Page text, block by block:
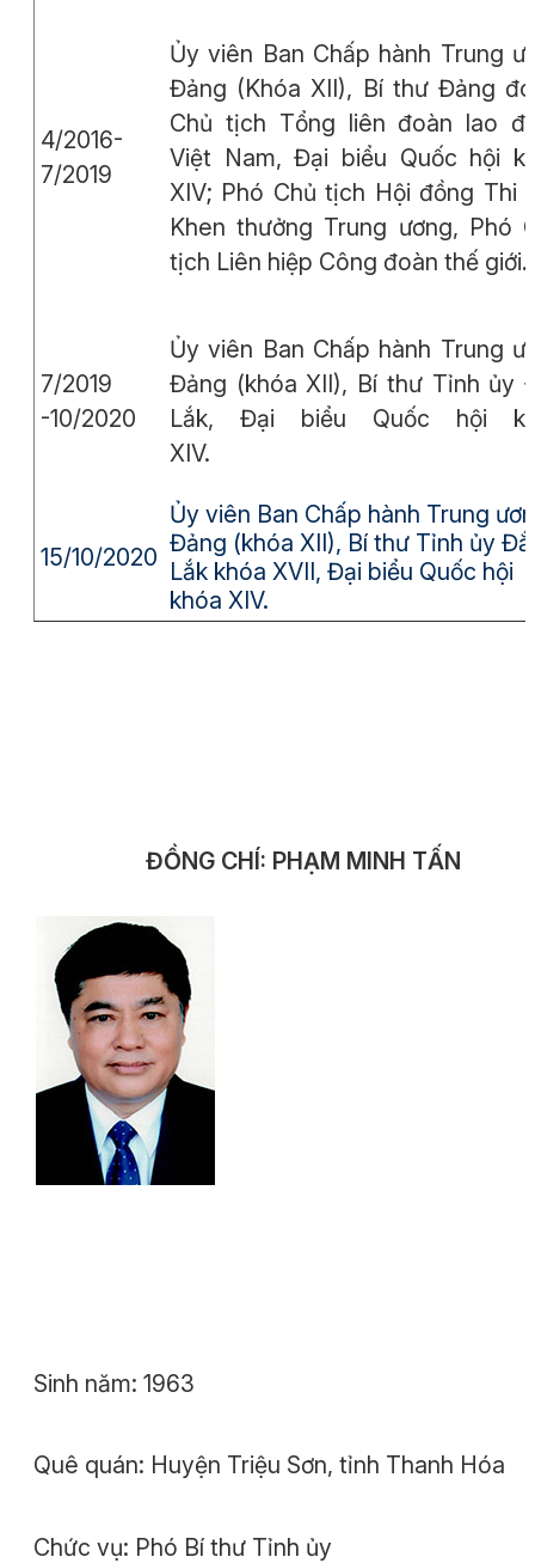
4/2016-
7/2019
Ủy viên Ban Chấp hành Trung
Đảng (Khóa XII), Bí thư Đảng
Chủ tịch Tổng liên đoàn lao
Việt Nam, Đại biểu Quốc hội
XIV; Phó Chủ tịch Hội đồng Thi
Khen thưởng Trung ương, Phó
tịch Liên hiệp Công đoàn thế giới.
7/2019
-10/2020
Ủy viên Ban Chấp hành Trung
Đảng (khóa XII), Bí thư Tỉnh ủy
Lắk, Đại biểu Quốc hội
XIV.
15/10/2020
Ủy viên Ban Chấp hành Trung
Đảng (khóa XII), Bí thư Tỉnh ủy
Lắk khóa XVII, Đại biểu Quốc hội
khóa XIV.
ĐỒNG CHÍ: PHẠM MINH TẤN
Sinh năm: 1963
Quê quán: Huyện Triệu Sơn, tỉnh Thanh Hóa
Chức vụ: Phó Bí thư Tỉnh ủy